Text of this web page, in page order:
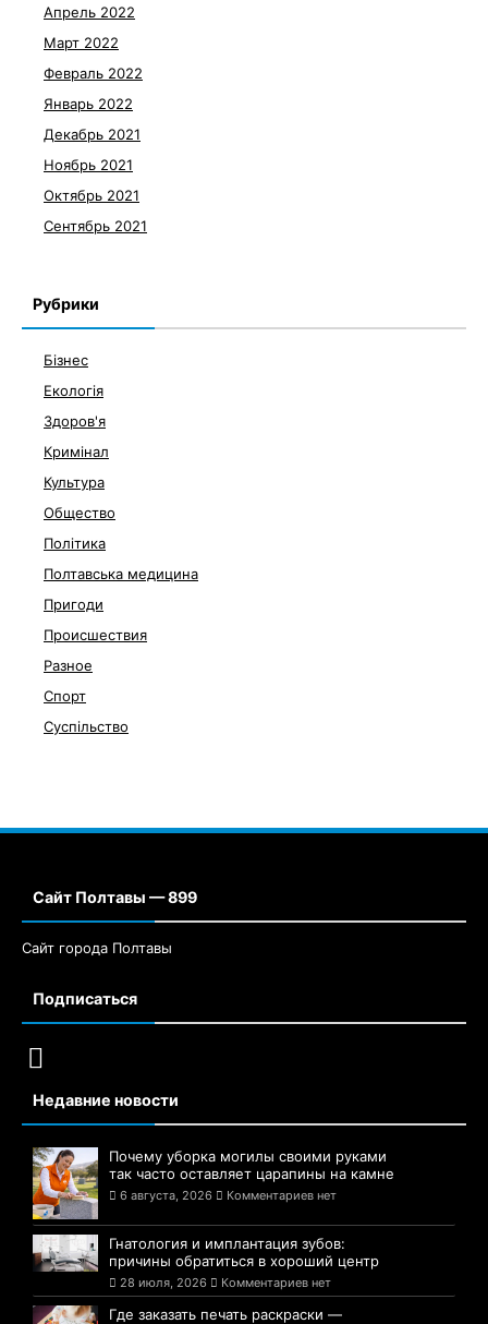
Апрель 2022
Март 2022
Февраль 2022
Январь 2022
Декабрь 2021
Ноябрь 2021
Октябрь 2021
Сентябрь 2021
Рубрики
Бізнес
Екологія
Здоров'я
Кримінал
Культура
Общество
Політика
Полтавська медицина
Пригоди
Происшествия
Разное
Спорт
Суспільство
Сайт Полтавы — 899
Сайт города Полтавы
Подписаться
Недавние новости
Почему уборка могилы своими руками
так часто оставляет царапины на камне
6 августа, 2026 Комментариев нет
Гнатология и имплантация зубов:
причины обратиться в хороший центр
28 июля, 2026 Комментариев нет
Где заказать печать раскраски —